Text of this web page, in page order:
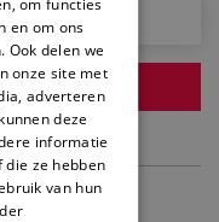
en om ons
Ook delen we
onze site met
adverteren
deze
informatie
ze hebben
van hun